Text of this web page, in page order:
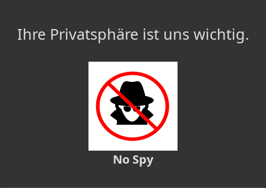
Ihre Privatsphäre ist uns wichtig.
No Spy